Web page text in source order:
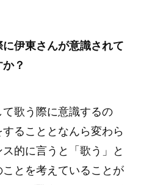
伊東さんが意識されて
？
歌う際に意識するの
ることとなんら変わら
的に言うと「歌う」と
とを考えていることが